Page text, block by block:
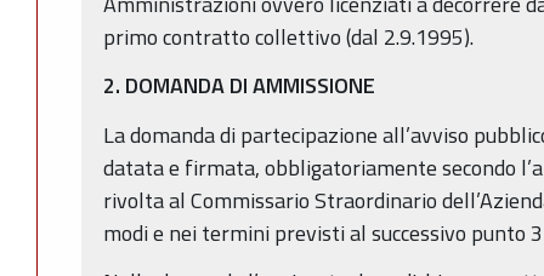
primo contratto collettivo (dal 2.9.1995).
2. DOMANDA DI AMMISSIONE
La domanda di partecipazione all’avviso
datata e firmata, obbligatoriamente secondo
rivolta al Commissario Straordinario
modi e nei termini previsti al successivo punto